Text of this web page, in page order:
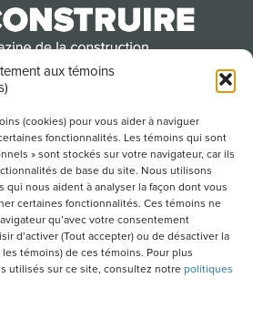
aux témoins
(cookies) pour vous aider à naviguer
fonctionnalités. Les témoins qui sont
» sont stockés sur votre navigateur, car ils
de base du site. Nous utilisons
nous aident à analyser la façon dont vous
certaines fonctionnalités. Ces témoins ne
qu’avec votre consentement
d’activer (Tout accepter) ou de désactiver la
témoins) de ces témoins. Pour plus
utilisés sur ce site, consultez notre politiques
Québec
À NOTRE INFOLETTRE